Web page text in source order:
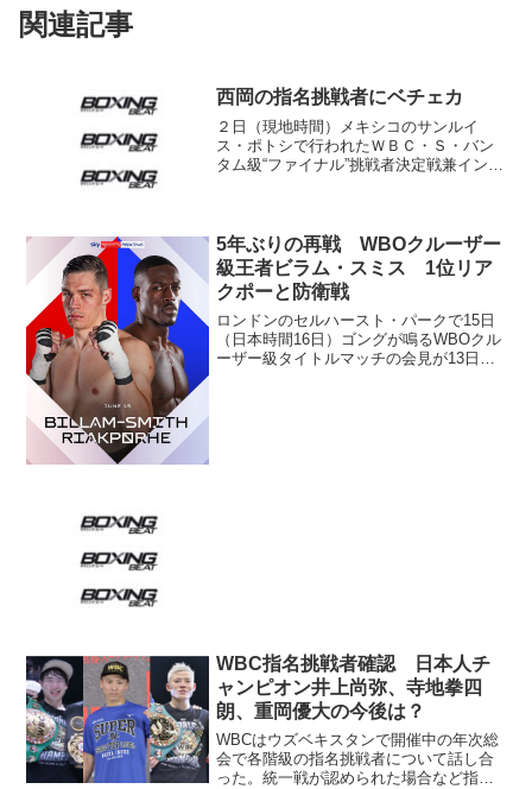
関連記事
西岡の指名挑戦者にベチェカ
２日（現地時間）メキシコのサンルイ
ス・ポトシで行われたＷＢＣ・Ｓ・バン
タム級“ファイナル”挑戦者決定戦兼インタ
を飾った。 ブルフ...
5年ぶりの再戦 WBOクルーザー
級王者ビラム・スミス 1位リア
クポーと防衛戦
ロンドンのセルハースト・パークで15日
（日本時間16日）ゴングが鳴るWBOクル
ーザー級タイトルマッチの会見が13日行
WBC指名挑戦者確認 日本人チ
ャンピオン井上尚弥、寺地拳四
朗、重岡優大の今後は？
WBCはウズベキスタンで開催中の年次総
会で各階級の指名挑戦者について話し合
った。統一戦が認められた場合など指名